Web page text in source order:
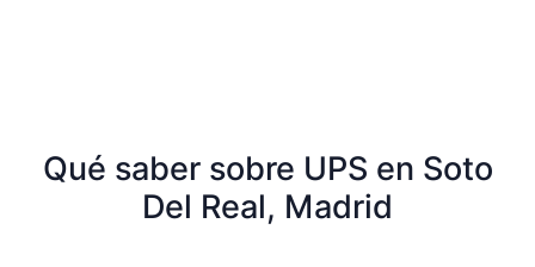
Qué saber sobre UPS en Soto
Del Real, Madrid